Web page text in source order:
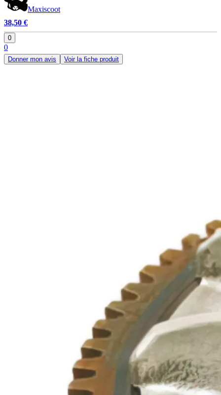
Maxiscoot
38,50 €
0
0
Donner mon avis Voir la fiche produit